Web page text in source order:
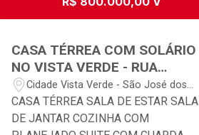
CASA TÉRREA COM SOLÁRIO
NO VISTA VERDE - RUA
TRANQUILA
Cidade Vista Verde - São José dos
Campos/SP
CASA TÉRREA SALA DE ESTAR SALA
DE JANTAR COZINHA COM